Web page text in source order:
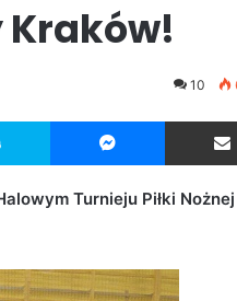
Kraków!
10
Skype Messenger
Turnieju Piłki